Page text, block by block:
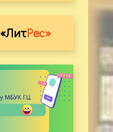
«ЛитРес»